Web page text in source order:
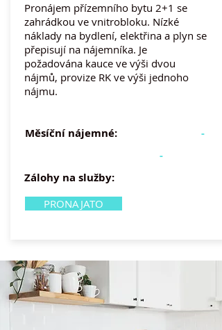
Pronájem přízemního bytu 2+1 se
zahrádkou ve vnitrobloku. Nízké
náklady na bydlení, elektřina a plyn se
přepisují na nájemníka. Je
požadována kauce ve výši dvou
nájmů, provize RK ve výši jednoho
nájmu.
Měsíční nájemné:
-
-
Zálohy na služby:
PRONAJATO